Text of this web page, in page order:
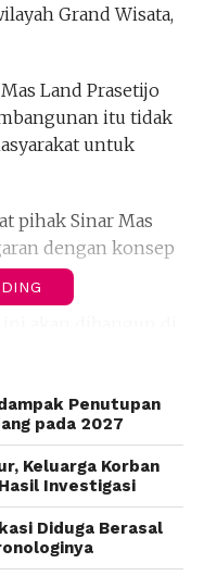
Grand Wisata,
Land Prasetijo
itu tidak
untuk
pihak Sinar Mas
dengan konsep
menghadirkan
keluarga
Prasetijo seusai
The Quantis Club,
olahraga mulai
area gym, studio
Penutupan
pada 2027
Keluarga Korban
Investigasi
Diduga Berasal